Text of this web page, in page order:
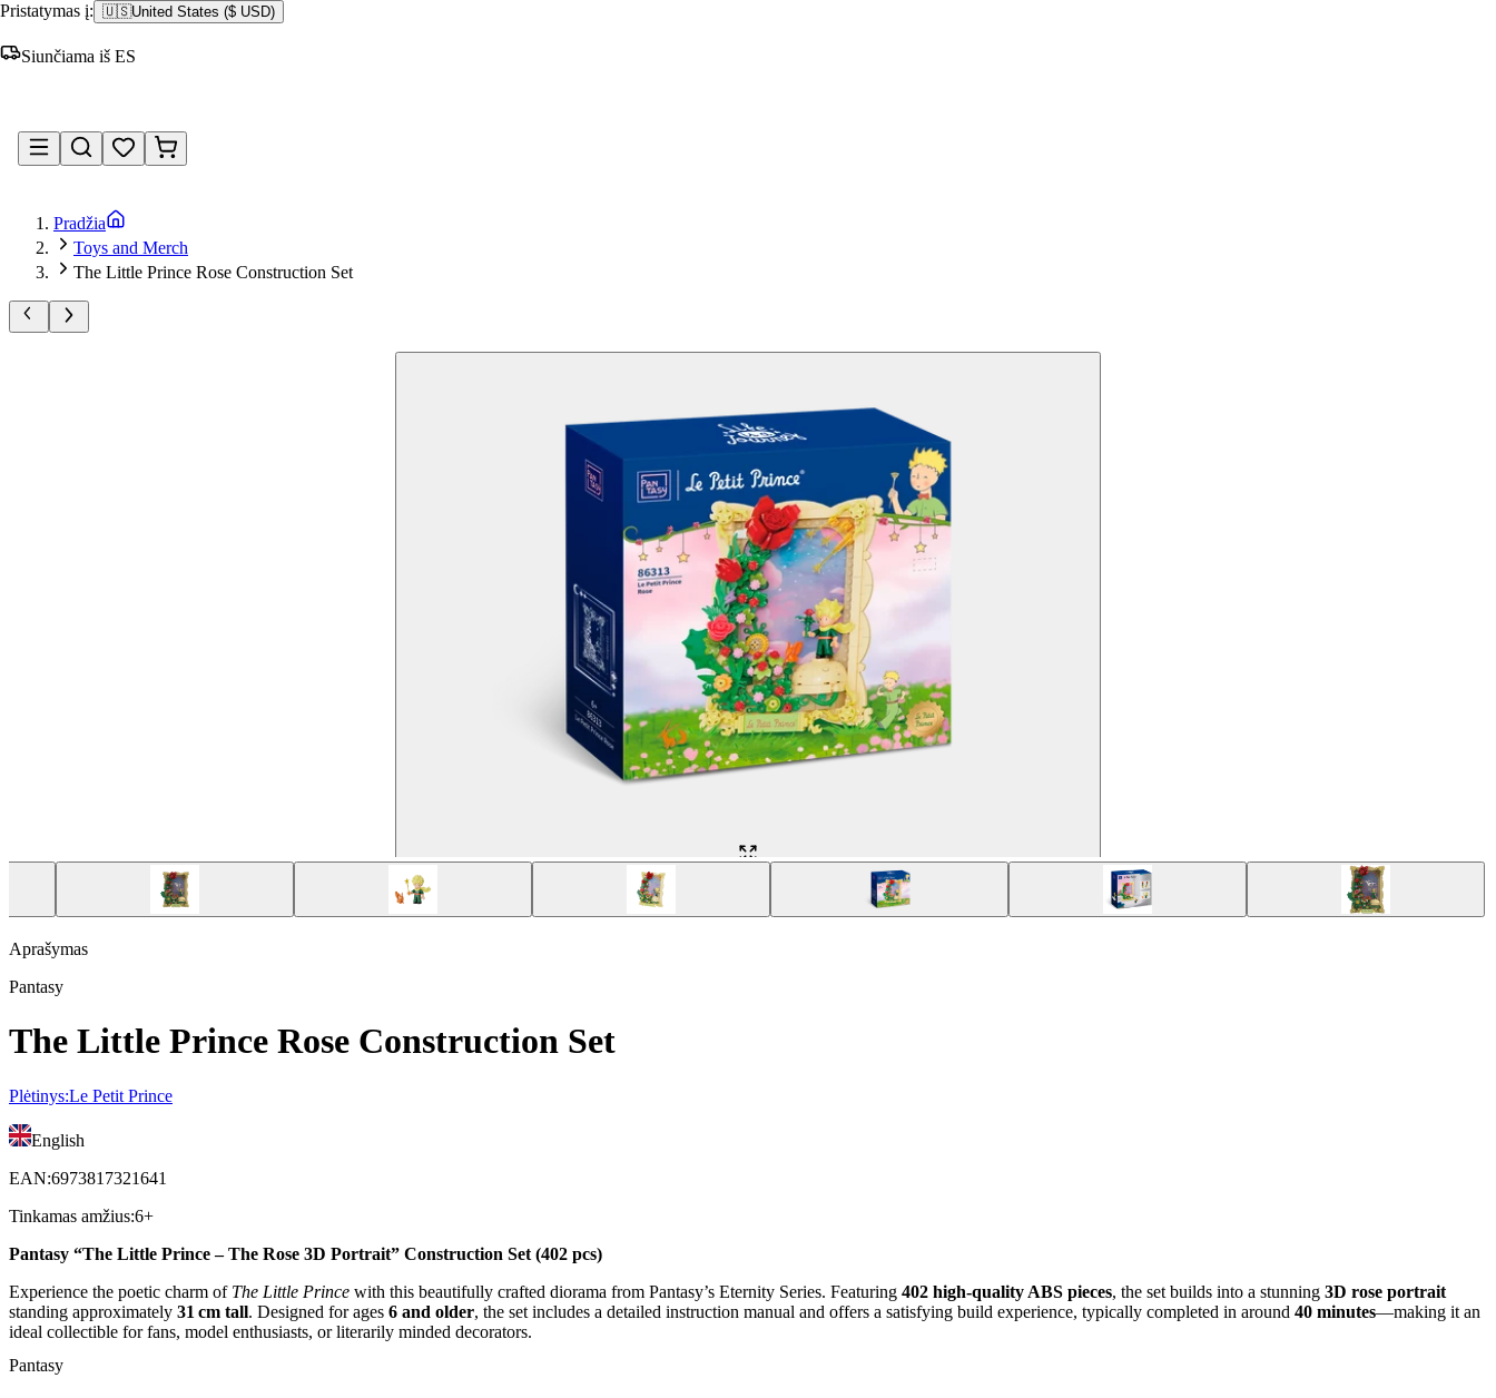
Pristatymas į: 🇺🇸United States ($ USD)
Siunčiama iš ES
Pradžia
Toys and Merch
The Little Prince Rose Construction Set
Aprašymas
Pantasy
The Little Prince Rose Construction Set
Plėtinys:Le Petit Prince
English
EAN:6973817321641
Tinkamas amžius:6+
Pantasy “The Little Prince – The Rose 3D Portrait” Construction Set (402 pcs)
Experience the poetic charm of The Little Prince with this beautifully crafted diorama from Pantasy’s Eternity Series. Featuring 402 high-quality ABS pieces, the set builds into a stunning 3D rose portrait
standing approximately 31 cm tall. Designed for ages 6 and older, the set includes a detailed instruction manual and offers a satisfying build experience, typically completed in around 40 minutes—making it an
ideal collectible for fans, model enthusiasts, or literarily minded decorators.
Pantasy